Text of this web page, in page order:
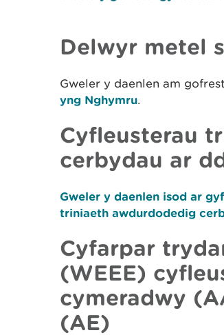
Delwyr metel
Gweler y daenlen am
yng Nghymru.
Cyfleusterau
cerbydau ar
Gweler y daenlen isod ar
triniaeth awdurdodedig
Cyfarpar
(WEEE)
cymeradwy
(AE)